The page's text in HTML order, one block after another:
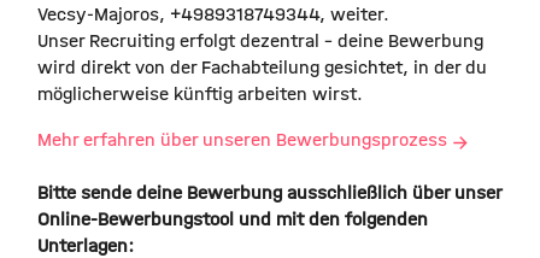
Vecsy-Majoros, +4989318749344, weiter.
Unser Recruiting erfolgt dezentral - deine Bewerbung
wird direkt von der Fachabteilung gesichtet, in der du
möglicherweise künftig arbeiten wirst.
Mehr erfahren über unseren Bewerbungsprozess
Bitte sende deine Bewerbung ausschließlich über unser
Online-Bewerbungstool und mit den folgenden
Unterlagen: